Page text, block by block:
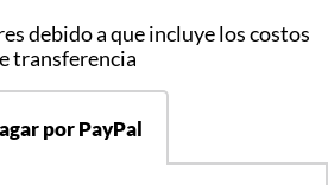
debido a que incluye los costos
transferencia
por PayPal